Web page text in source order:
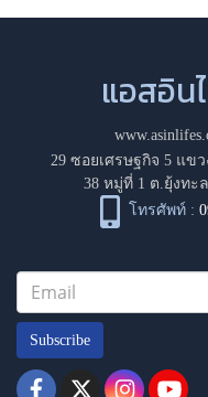
แอสอิน
29 ซอยเศรษฐกิจ 5 แข
38 หมู่ที่ 1 ต.ยุ้งทะ
โทรศัพท์ :
Subscribe